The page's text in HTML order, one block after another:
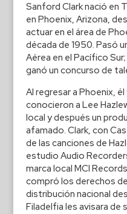
Sanford Clark nació en
en Phoenix, Arizona,
actuar en el área de
década de 1950. Pasó
Aérea en el Pacífico
ganó un concurso de
Al regresar a Phoenix,
conocieron a Lee
local y después un
afamado. Clark, con
de las canciones de
estudio Audio
marca local MCI
compró los derechos
distribución nacional
Filadelfia les avisara de